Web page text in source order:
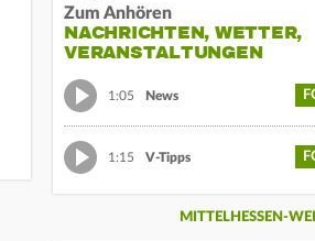
Zum Anhören
NACHRICHTEN, WETTER,
VERANSTALTUNGEN
1:05 News
1:15 V-Tipps
MITTELHESSEN-